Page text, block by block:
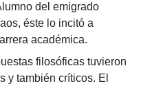
del emigrado
éste lo incitó a
académica.
filosóficas tuvieron
y también críticos. El